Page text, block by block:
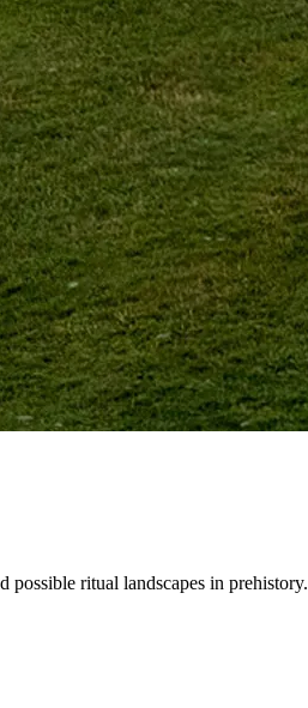
possible ritual landscapes in prehistory.